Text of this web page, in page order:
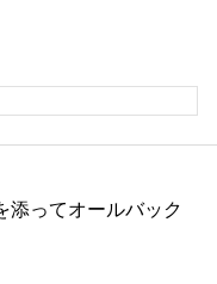
添ってオールバック